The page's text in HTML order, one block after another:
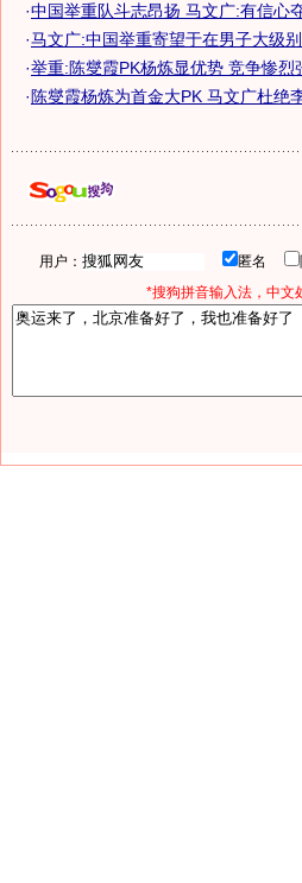
·中国举重队斗志昂扬 马文广:有信心
·马文广:中国举重寄望于在男子大级别
·举重:陈燮霞PK杨炼显优势 竞争惨烈
· 陈燮霞杨炼为首金大PK 马文广杜绝
用户： 匿名
*搜狗拼音输入法，中文